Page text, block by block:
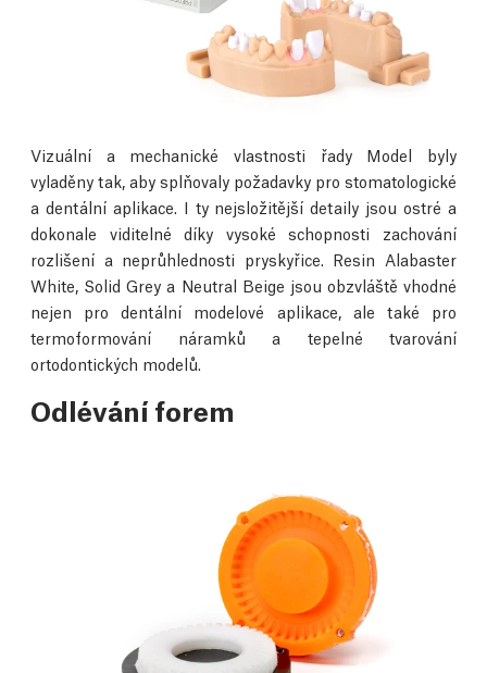
Vizuální a mechanické vlastnosti řady Model byly
vyladěny tak, aby splňovaly požadavky pro stomatologické
a dentální aplikace. I ty nejsložitější detaily jsou ostré a
dokonale viditelné díky vysoké schopnosti zachování
rozlišení a neprůhlednosti pryskyřice. Resin Alabaster
White, Solid Grey a Neutral Beige jsou obzvláště vhodné
nejen pro dentální modelové aplikace, ale také pro
termoformování náramků a tepelné tvarování
ortodontických modelů.
Odlévání forem